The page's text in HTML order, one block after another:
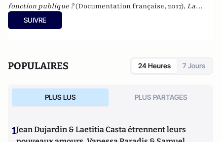
fonction publique ?(Documentation française, 2017), La
démocratie représentative est-elle en crise ?
(Documentation française, 2018) et
(2020). Il a publié en 2022
Les raisons de la défiance
aux
vraie victoire du RNaux Presses de Sciences Po. En 2024, il a
Les racines sociales de la violence politiqueaux
éditions de l'Aube.
SUIVRE
POPULAIRES 24 Heures 7 Jours
PLUS LUS PLUS PARTAGES
1Jean Dujardin & Laetitia Casta étrennent leurs